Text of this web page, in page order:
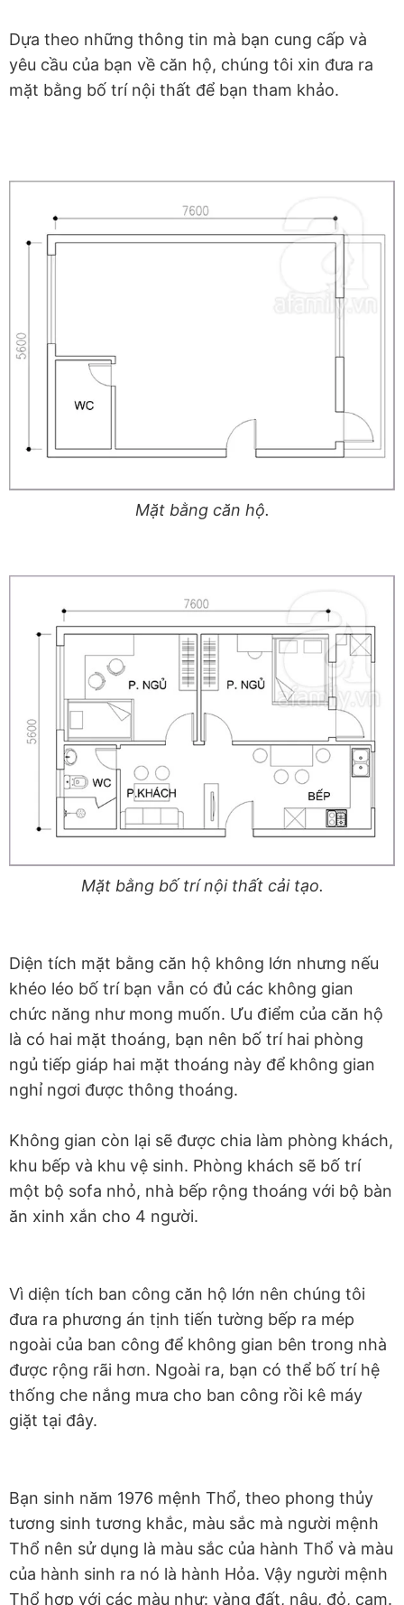
Dựa theo những thông tin mà bạn cung cấp và
yêu cầu của bạn về căn hộ, chúng tôi xin đưa ra
mặt bằng bố trí nội thất để bạn tham khảo.
Mặt bằng căn hộ.
Mặt bằng bố trí nội thất cải tạo.
Diện tích mặt bằng căn hộ không lớn nhưng nếu
khéo léo bố trí bạn vẫn có đủ các không gian
chức năng như mong muốn. Ưu điểm của căn hộ
là có hai mặt thoáng, bạn nên bố trí hai phòng
ngủ tiếp giáp hai mặt thoáng này để không gian
nghỉ ngơi được thông thoáng.
Không gian còn lại sẽ được chia làm phòng khách,
khu bếp và khu vệ sinh. Phòng khách sẽ bố trí
một bộ sofa nhỏ, nhà bếp rộng thoáng với bộ bàn
ăn xinh xắn cho 4 người.
Vì diện tích ban công căn hộ lớn nên chúng tôi
đưa ra phương án tịnh tiến tường bếp ra mép
ngoài của ban công để không gian bên trong nhà
được rộng rãi hơn. Ngoài ra, bạn có thể bố trí hệ
thống che nắng mưa cho ban công rồi kê máy
giặt tại đây.
Bạn sinh năm 1976 mệnh Thổ, theo phong thủy
tương sinh tương khắc, màu sắc mà người mệnh
Thổ nên sử dụng là màu sắc của hành Thổ và màu
của hành sinh ra nó là hành Hỏa. Vậy người mệnh
Thổ hợp với các màu như: vàng đất, nâu, đỏ, cam.